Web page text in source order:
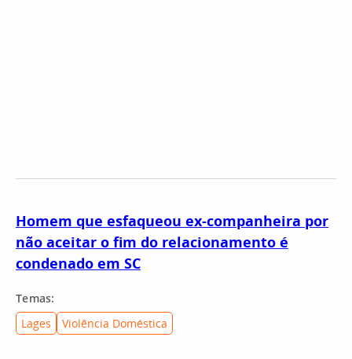
Homem que esfaqueou ex-companheira por
não aceitar o fim do relacionamento é
condenado em SC
Temas:
Lages
Violência Doméstica